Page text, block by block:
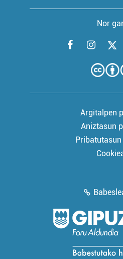
Nor
Argitalpen
Aniztasun